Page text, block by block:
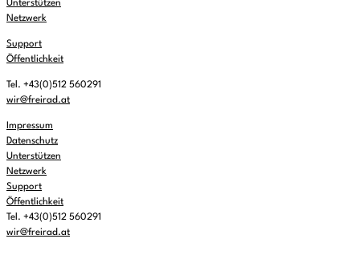
Unterstützen
Netzwerk
Support
Öffentlichkeit
Tel. +43(0)512 560291
wir@freirad.at
Impressum
Datenschutz
Unterstützen
Netzwerk
Support
Öffentlichkeit
Tel. +43(0)512 560291
wir@freirad.at